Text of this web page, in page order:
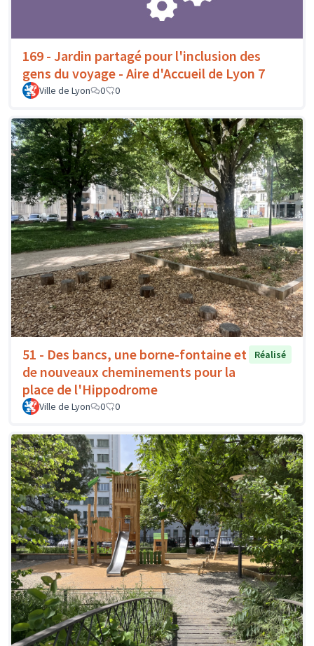
169 - Jardin partagé pour l'inclusion des
gens du voyage - Aire d'Accueil de Lyon 7
Ville de Lyon 0 0
51 - Des bancs, une borne-fontaine et
de nouveaux cheminements pour la
place de l'Hippodrome
Réalisé
Ville de Lyon 0 0